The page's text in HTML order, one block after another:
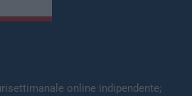
online indipendente;